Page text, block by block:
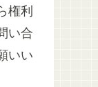
権利
い合
いい